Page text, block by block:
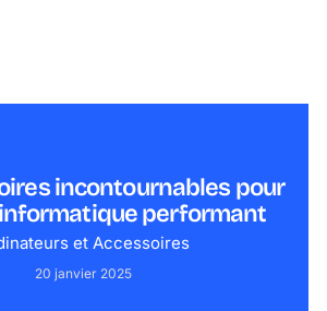
incontournables pour
performant
et Accessoires
20 janvier 2025